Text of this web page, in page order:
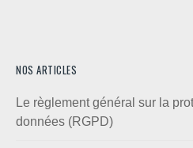
NOS ARTICLES
Le règlement général sur la
données (RGPD)